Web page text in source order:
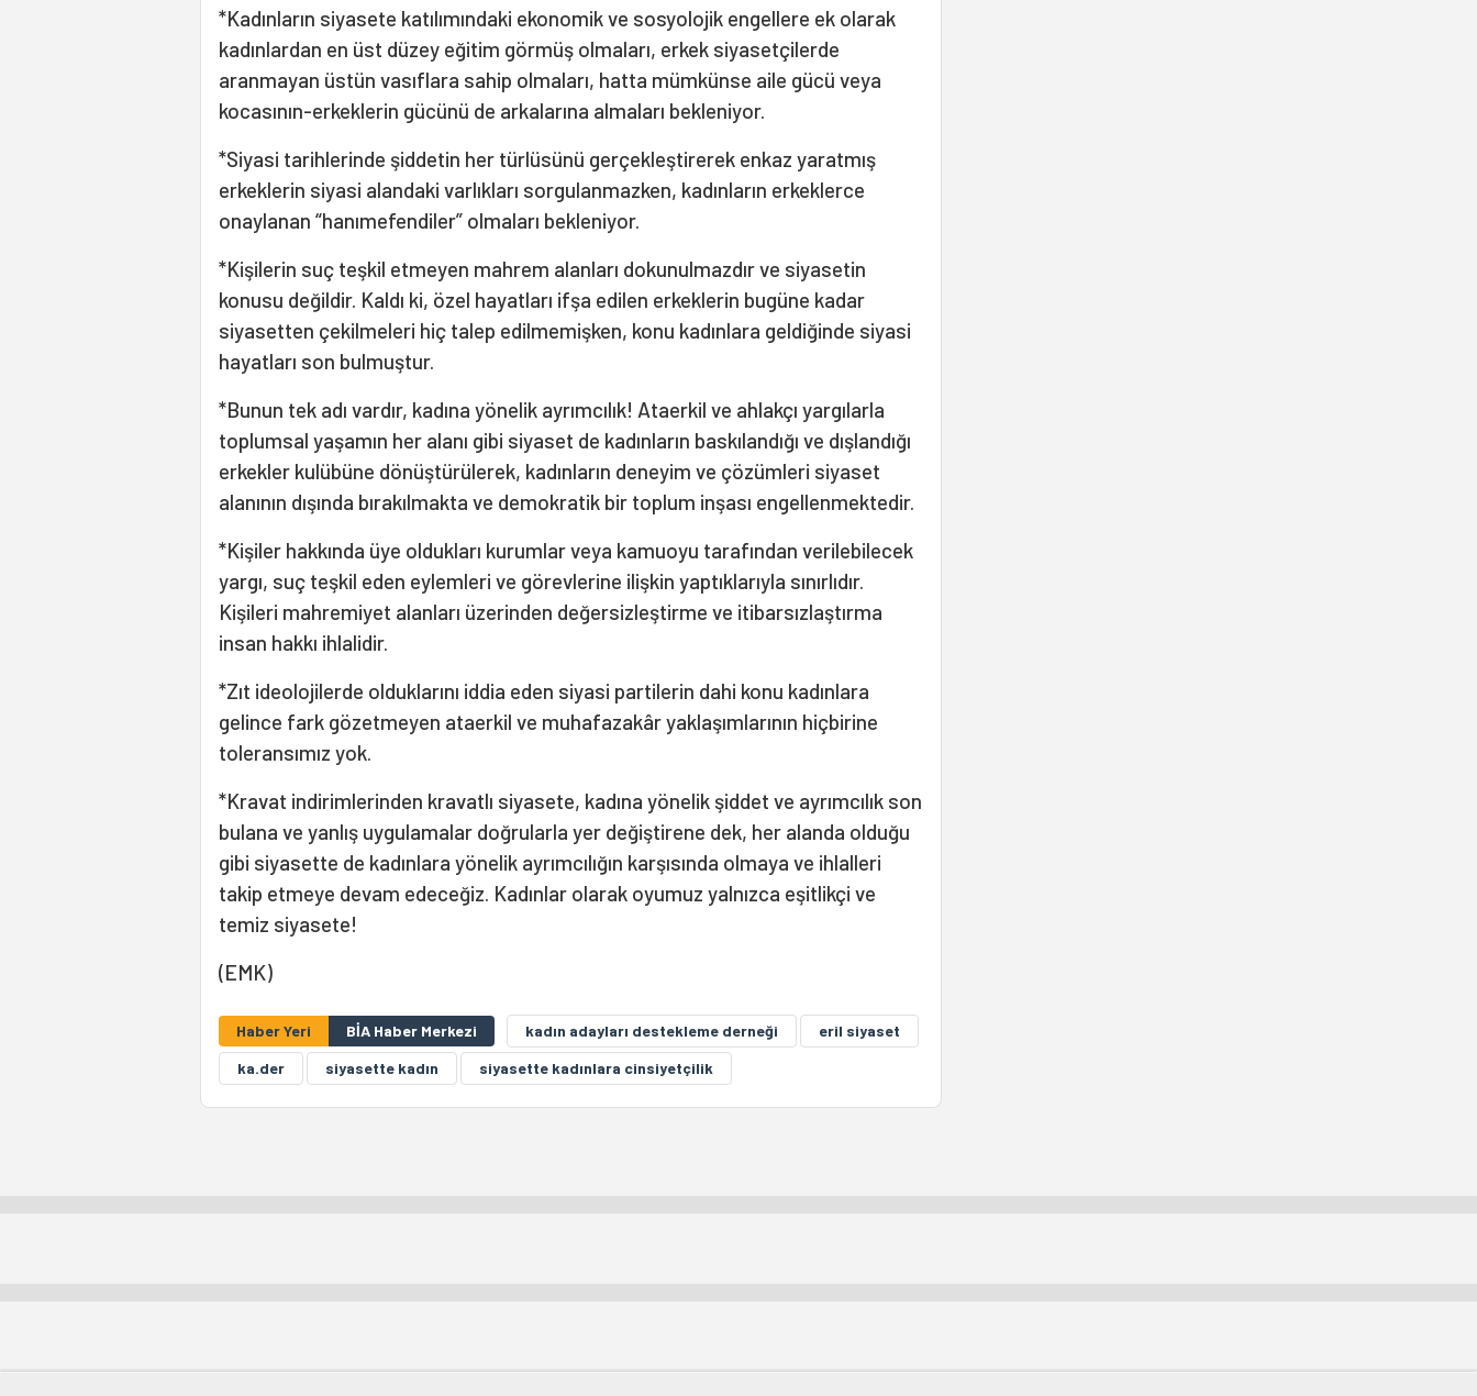
*Kadınların siyasete katılımındaki ekonomik ve sosyolojik engellere ek olarak
kadınlardan en üst düzey eğitim görmüş olmaları, erkek siyasetçilerde
aranmayan üstün vasıflara sahip olmaları, hatta mümkünse aile gücü veya
kocasının-erkeklerin gücünü de arkalarına almaları bekleniyor.
*Siyasi tarihlerinde şiddetin her türlüsünü gerçekleştirerek enkaz yaratmış
erkeklerin siyasi alandaki varlıkları sorgulanmazken, kadınların erkeklerce
onaylanan “hanımefendiler” olmaları bekleniyor.
*Kişilerin suç teşkil etmeyen mahrem alanları dokunulmazdır ve siyasetin
konusu değildir. Kaldı ki, özel hayatları ifşa edilen erkeklerin bugüne kadar
siyasetten çekilmeleri hiç talep edilmemişken, konu kadınlara geldiğinde siyasi
hayatları son bulmuştur.
*Bunun tek adı vardır, kadına yönelik ayrımcılık! Ataerkil ve ahlakçı yargılarla
toplumsal yaşamın her alanı gibi siyaset de kadınların baskılandığı ve dışlandığı
erkekler kulübüne dönüştürülerek, kadınların deneyim ve çözümleri siyaset
alanının dışında bırakılmakta ve demokratik bir toplum inşası engellenmektedir.
*Kişiler hakkında üye oldukları kurumlar veya kamuoyu tarafından verilebilecek
yargı, suç teşkil eden eylemleri ve görevlerine ilişkin yaptıklarıyla sınırlıdır.
Kişileri mahremiyet alanları üzerinden değersizleştirme ve itibarsızlaştırma
insan hakkı ihlalidir.
*Zıt ideolojilerde olduklarını iddia eden siyasi partilerin dahi konu kadınlara
gelince fark gözetmeyen ataerkil ve muhafazakâr yaklaşımlarının hiçbirine
toleransımız yok.
*Kravat indirimlerinden kravatlı siyasete, kadına yönelik şiddet ve ayrımcılık son
bulana ve yanlış uygulamalar doğrularla yer değiştirene dek, her alanda olduğu
gibi siyasette de kadınlara yönelik ayrımcılığın karşısında olmaya ve ihlalleri
takip etmeye devam edeceğiz. Kadınlar olarak oyumuz yalnızca eşitlikçi ve
temiz siyasete!
(EMK)
Haber Yeri BİA Haber Merkezi kadın adayları destekleme derneği
eril siyaset
ka.der
siyasette kadın siyasette kadınlara cinsiyetçilik